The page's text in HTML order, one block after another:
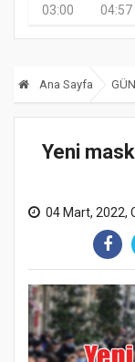
03:00
04:57
Ana Sayfa
Yeni
04 Mart, 2022,